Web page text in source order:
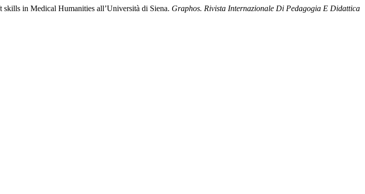
in Medical Humanities all’Università di Siena. Graphos. Rivista Internazionale Di Pedagogia E Didattica